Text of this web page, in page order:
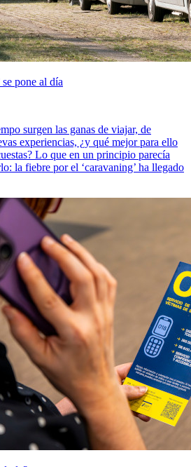
pone al día
surgen las ganas de viajar, de
experiencias, ¿y qué mejor para ello
Lo que en un principio parecía
la fiebre por el ‘caravaning’ ha llegado